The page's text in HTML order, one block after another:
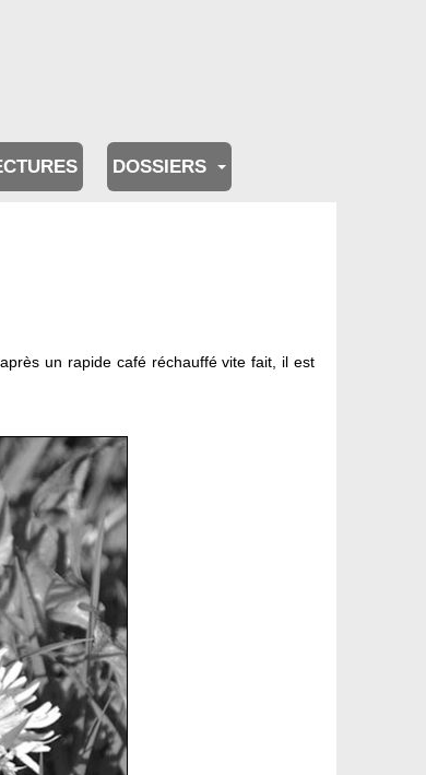
DOSSIERS
un rapide café réchauffé vite fait, il est